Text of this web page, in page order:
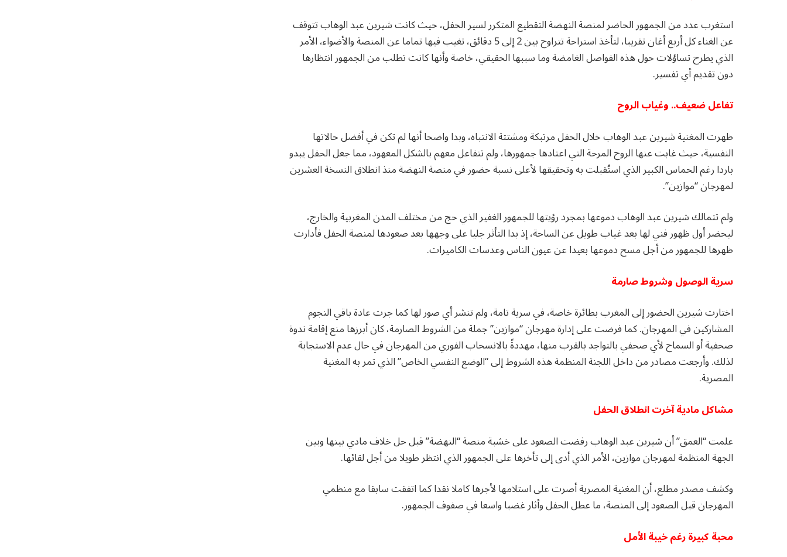
استغرب عدد من الجمهور الحاضر لمنصة النهضة التقطيع المتكرر لسير الحفل، حيث كانت شيرين عبد الوهاب تتوقف
عن الغناء كل أربع أغان تقريبا، لتأخذ استراحة تتراوح بين 2 إلى 5 دقائق، تغيب فيها تماما عن المنصة والأضواء، الأمر
الذي يطرح تساؤلات حول هذه الفواصل الغامضة وما سببها الحقيقي، خاصة وأنها كانت تطلب من الجمهور انتظارها
دون تقديم أي تفسير.
تفاعل ضعيف.. وغياب الروح
ظهرت المغنية شيرين عبد الوهاب خلال الحفل مرتبكة ومشتتة الانتباه، وبدا واضحا أنها لم تكن في أفضل حالاتها
النفسية، حيث غابت عنها الروح المرحة التي اعتادها جمهورها، ولم تتفاعل معهم بالشكل المعهود، مما جعل الحفل يبدو
باردا رغم الحماس الكبير الذي استُقبلت به وتحقيقها لأعلى نسبة حضور في منصة النهضة منذ انطلاق النسخة العشرين
لمهرجان “موازين”.
ولم تتمالك شيرين عبد الوهاب دموعها بمجرد رؤيتها للجمهور الغفير الذي حج من مختلف المدن المغربية والخارج،
ليحضر أول ظهور فني لها بعد غياب طويل عن الساحة، إذ بدا التأثر جليا على وجهها بعد صعودها لمنصة الحفل فأدارت
ظهرها للجمهور من أجل مسح دموعها بعيدا عن عيون الناس وعدسات الكاميرات.
سرية الوصول وشروط صارمة
اختارت شيرين الحضور إلى المغرب بطائرة خاصة، في سرية تامة، ولم تنشر أي صور لها كما جرت عادة باقي النجوم
المشاركين في المهرجان. كما فرضت على إدارة مهرجان “موازين” جملة من الشروط الصارمة، كان أبرزها منع إقامة ندوة
صحفية أو السماح لأي صحفي بالتواجد بالقرب منها، مهددةً بالانسحاب الفوري من المهرجان في حال عدم الاستجابة
لذلك. وأرجعت مصادر من داخل اللجنة المنظمة هذه الشروط إلى “الوضع النفسي الخاص” الذي تمر به المغنية
المصرية.
مشاكل مادية آخرت انطلاق الحفل
علمت “العمق” أن شيرين عبد الوهاب رفضت الصعود على خشبة منصة “النهضة” قبل حل خلاف مادي بينها وبين
الجهة المنظمة لمهرجان موازين، الأمر الذي أدى إلى تأخرها على الجمهور الذي انتظر طويلا من أجل لقائها.
وكشف مصدر مطلع، أن المغنية المصرية أصرت على استلامها لأجرها كاملا نقدا كما اتفقت سابقا مع منظمي
المهرجان قبل الصعود إلى المنصة، ما عطل الحفل وأثار غضبا واسعا في صفوف الجمهور.
محبة كبيرة رغم خيبة الأمل